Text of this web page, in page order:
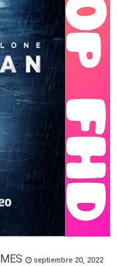
septiembre 20, 2022